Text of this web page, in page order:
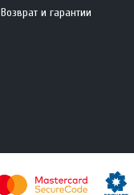
Возврат и гарантии